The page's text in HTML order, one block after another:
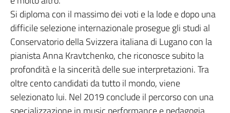
Si diploma con il massimo dei voti e la lode e dopo una
difficile selezione internazionale prosegue gli studi al
Conservatorio della Svizzera italiana di Lugano con la
pianista Anna Kravtchenko, che riconosce subito la
profondità e la sincerità delle sue interpretazioni. Tra
oltre cento candidati da tutto il mondo, viene
selezionato lui. Nel 2019 conclude il percorso con una